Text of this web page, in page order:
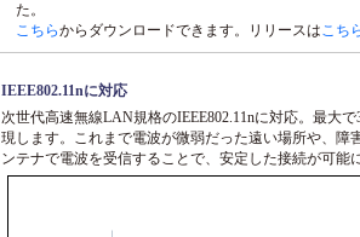
た。
こちらからダウンロードできます。リリースはこち
IEEE802.11nに対応
次世代高速無線LAN規格のIEEE802.11nに対応。最大
現します。これまで電波が微弱だった遠い場所や、
ンテナで電波を受信することで、安定した接続が可能